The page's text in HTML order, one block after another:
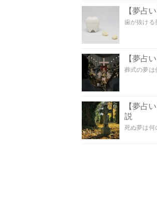
【夢占
歯が抜ける
【夢占
葬式の夢は
【夢占
説
死ぬ夢は何